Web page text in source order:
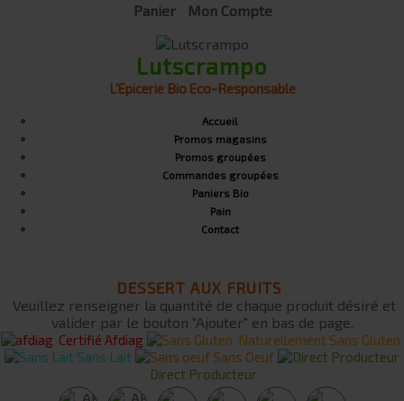
Panier Mon Compte
Lutscrampo
L'Epicerie Bio Eco-Responsable
Accueil
Promos magasins
Promos groupées
Commandes groupées
Paniers Bio
Pain
Contact
DESSERT AUX FRUITS
Veuillez renseigner la quantité de chaque produit désiré et
valider par le bouton "Ajouter" en bas de page.
Certifié Afdiag
Naturellement Sans Gluten
Sans Lait
Sans Oeuf
Direct Producteur